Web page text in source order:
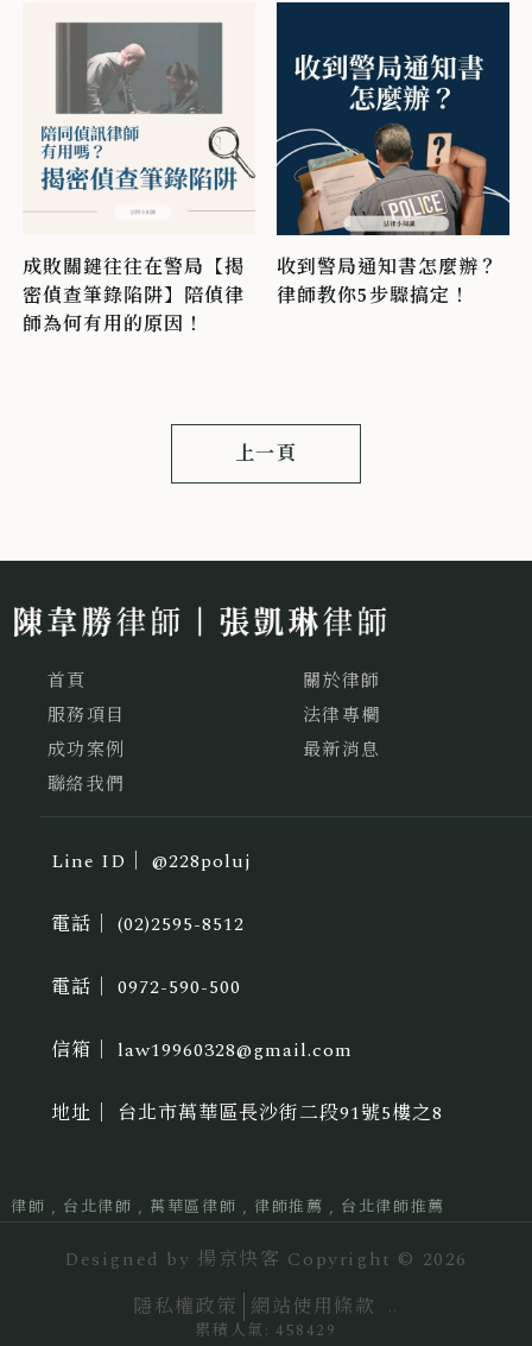
成敗關鍵往往在警局【揭
密偵查筆錄陷阱】陪偵律
師為何有用的原因！
收到警局通知書怎麼辦？
律師教你5步驟搞定！
上一頁
@228poluj
(02)2595-8512
0972-590-500
law19960328@gmail.com
台北市萬華區長沙街二段91號5樓之8
首頁
關於律師
服務項目
法律專欄
成功案例
最新消息
聯絡我們
律師 台北律師 萬華區律師 律師推薦 台北律師推薦
Designed by 揚京快客 Copyright © 2026
隱私權政策 網站使用條款
..
累積人氣: 458429